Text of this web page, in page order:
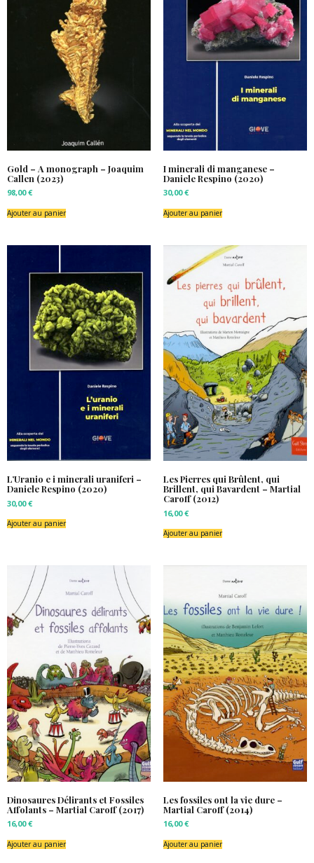
Gold – A monograph – Joaquim
Callen (2023)
98,00€
Ajouter au panier
I minerali di manganese –
Daniele Respino (2020)
30,00€
Ajouter au panier
L’Uranio e i minerali uraniferi –
Daniele Respino (2020)
30,00€
Ajouter au panier
Les Pierres qui Brûlent, qui
Brillent, qui Bavardent – Martial
Caroff (2012)
16,00€
Ajouter au panier
Dinosaures Délirants et Fossiles
Affolants – Martial Caroff (2017)
16,00€
Ajouter au panier
Les fossiles ont la vie dure –
Martial Caroff (2014)
16,00€
Ajouter au panier